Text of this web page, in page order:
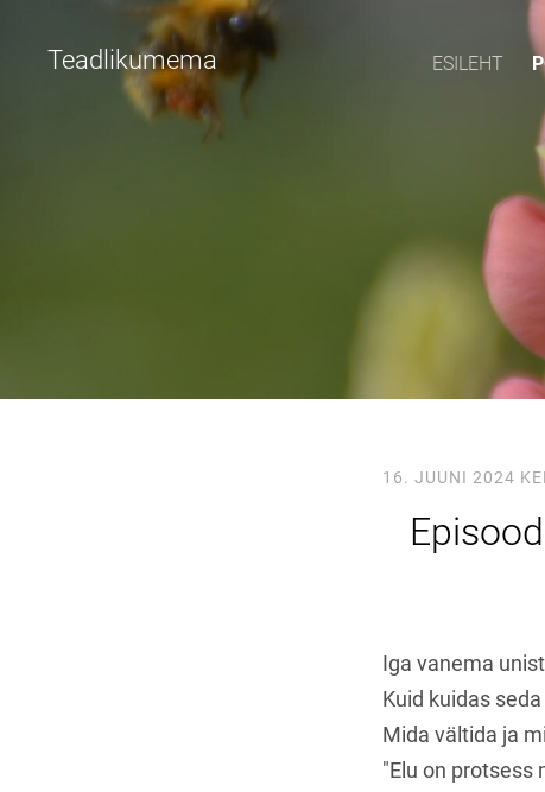
Teadlikumema ESILEHT
16. JUUNI 2024
Iga vanema
Kuid kuidas
Mida vältida ja
"Elu on protsess